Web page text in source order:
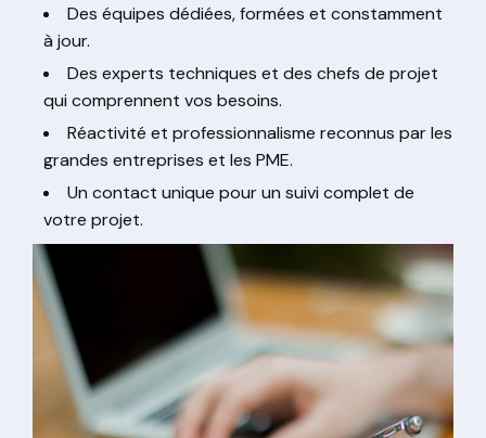
Des équipes dédiées, formées et constamment
à jour.
Des experts techniques et des chefs de projet
qui comprennent vos besoins.
Réactivité et professionnalisme reconnus par les
grandes entreprises et les PME.
Un contact unique pour un suivi complet de
votre projet.